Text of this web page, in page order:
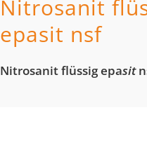
Nitrosanit
epasit nsf
Nitrosanit flüssig epasit